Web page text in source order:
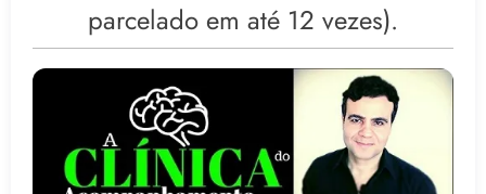
parcelado em até 12 vezes).